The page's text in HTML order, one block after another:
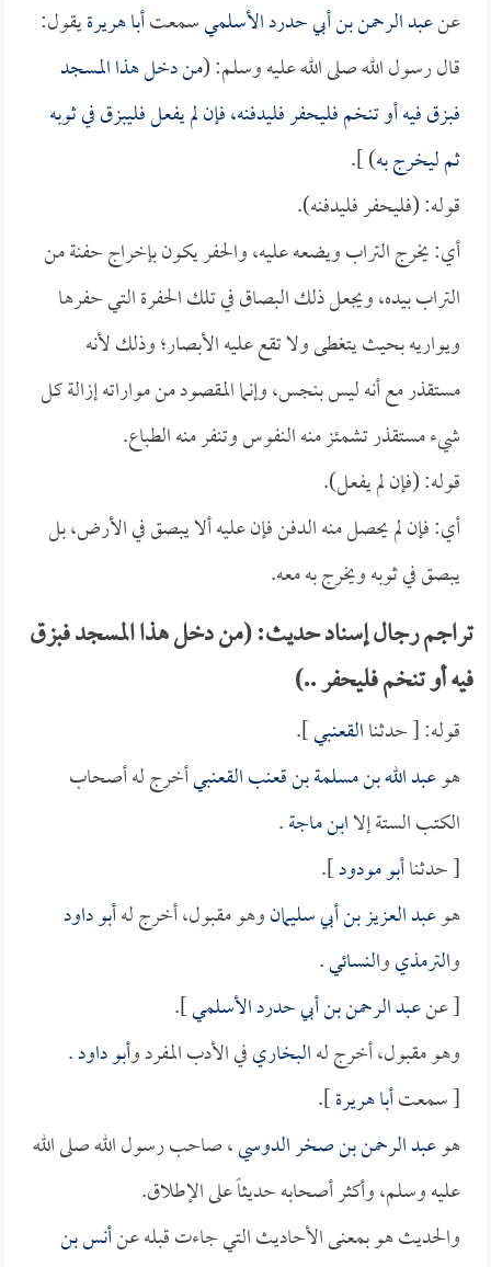
عنعبد الرحمن بن أبي حدرد الأسلميسمعتأبا هريرةيقول:
قال رسول الله صلى الله عليه وسلم: (من دخل هذا المسجد
فبزق فيه أو تنخم فليحفر فليدفنه، فإن لم يفعل فليبزق في ثوبه
ثم ليخرج به) ].
قوله: (فليحفر فليدفنه).
أي: يخرج التراب ويضعه عليه، والحفر يكون بإخراج حفنة من
التراب بيده، ويجعل ذلك البصاق في تلك الحفرة التي حفرها
ويواريه بحيث يتغطى ولا تقع عليه الأبصار؛ وذلك لأنه
مستقذر مع أنه ليس بنجس، وإنما المقصود من مواراته إزالة كل
شيء مستقذر تشمئز منه النفوس وتنفر منه الطباع.
قوله: (فإن لم يفعل).
أي: فإن لم يحصل منه الدفن فإن عليه ألا يبصق في الأرض، بل
يبصق في ثوبه ويخرج به معه.
تراجم رجال إسناد حديث: (من دخل هذا المسجد فبزق
فيه أو تنخم فليحفر ..)
قوله: [ حدثناالقعنبي].
هوعبد الله بن مسلمة بن قعنب القعنبيأخرج له أصحاب
الكتب الستة إلاابن ماجة.
[ حدثناأبو مودود].
هوعبد العزيز بن أبي سليمانوهو مقبول، أخرج لهأبو داود
والترمذيوالنسائي.
[ عنعبد الرحمن بن أبي حدرد الأسلمي].
وهو مقبول، أخرج لهالبخاريفي الأدب المفرد وأبو داود.
[ سمعتأبا هريرة].
هوعبد الرحمن بن صخر الدوسي، صاحب رسول الله صلى الله
عليه وسلم، وأكثر أصحابه حديثاً على الإطلاق.
والحديث هو بمعنى الأحاديث التي جاءت قبله عنأنس بن